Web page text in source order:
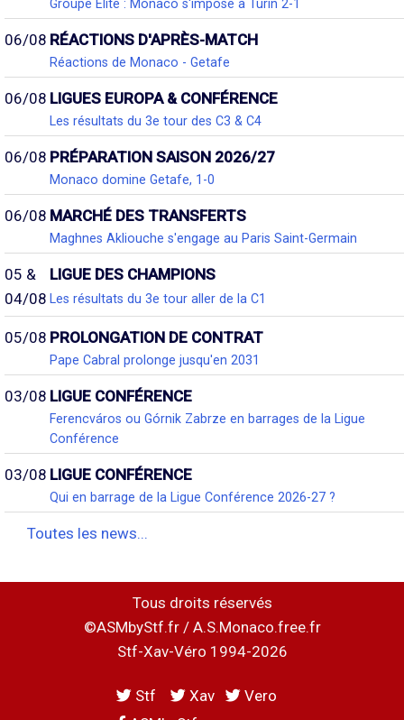
Groupe Élite : Monaco s'impose à Turin 2-1
06/08 RÉACTIONS D'APRÈS-MATCH
Réactions de Monaco - Getafe
06/08 LIGUES EUROPA & CONFÉRENCE
Les résultats du 3e tour des C3 & C4
06/08 PRÉPARATION SAISON 2026/27
Monaco domine Getafe, 1-0
06/08 MARCHÉ DES TRANSFERTS
Maghnes Akliouche s'engage au Paris Saint-Germain
05 &
04/08
LIGUE DES CHAMPIONS
Les résultats du 3e tour aller de la C1
05/08 PROLONGATION DE CONTRAT
Pape Cabral prolonge jusqu'en 2031
03/08 LIGUE CONFÉRENCE
Ferencváros ou Górnik Zabrze en barrages de la Ligue
Conférence
03/08 LIGUE CONFÉRENCE
Qui en barrage de la Ligue Conférence 2026-27 ?
Toutes les news...
Tous droits réservés
©ASMbyStf.fr / A.S.Monaco.free.fr
Stf-Xav-Véro 1994-2026
Stf Xav
Vero